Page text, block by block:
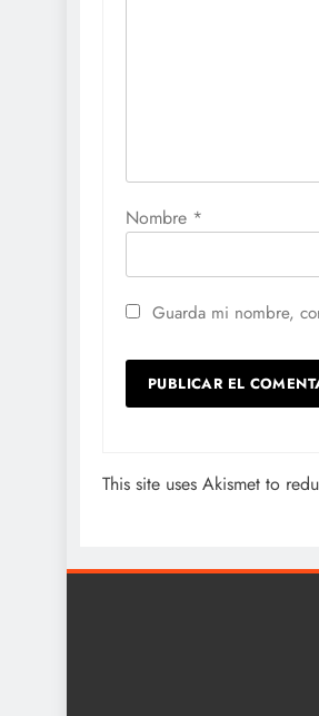
Nombre *
Guarda mi nombre,
This site uses Akismet to